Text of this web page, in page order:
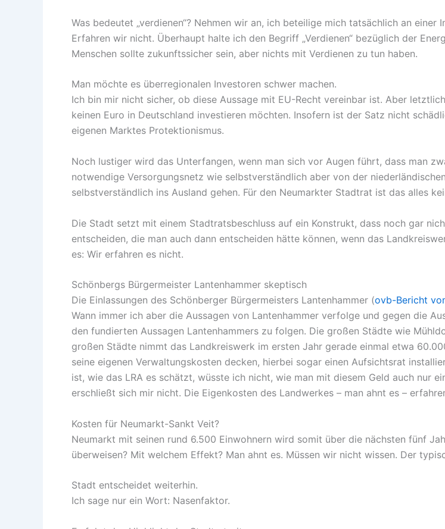
Was bedeutet „verdienen“? Nehmen wir an, ich beteilige mich tatsächlich an
Erfahren wir nicht. Überhaupt halte ich den Begriff „Verdienen“ bezüglich der
Menschen sollte zukunftssicher sein, aber nichts mit Verdienen zu tun haben.
Man möchte es überregionalen Investoren schwer machen.
Ich bin mir nicht sicher, ob diese Aussage mit EU-Recht vereinbar ist. Aber
keinen Euro in Deutschland investieren möchten. Insofern ist der Satz nicht
eigenen Marktes Protektionismus.
Noch lustiger wird das Unterfangen, wenn man sich vor Augen führt, dass man
notwendige Versorgungsnetz wie selbstverständlich aber von der
selbstverständlich ins Ausland gehen. Für den Neumarkter Stadtrat ist das alles
Die Stadt setzt mit einem Stadtratsbeschluss auf ein Konstrukt, dass noch gar
entscheiden, die man auch dann entscheiden hätte können, wenn das
es: Wir erfahren es nicht.
Schönbergs Bürgermeister Lantenhammer skeptisch
Die Einlassungen des Schönberger Bürgermeisters Lantenhammer (ovb-Bericht
Wann immer ich aber die Aussagen von Lantenhammer verfolge und gegen die
den fundierten Aussagen Lantenhammers zu folgen. Die großen Städte wie
großen Städte nimmt das Landkreiswerk im ersten Jahr gerade einmal etwa
seine eigenen Verwaltungskosten decken, hierbei sogar einen Aufsichtsrat
ist, wie das LRA es schätzt, wüsste ich nicht, wie man mit diesem Geld auch nur
erschließt sich mir nicht. Die Eigenkosten des Landwerkes – man ahnt es –
Kosten für Neumarkt-Sankt Veit?
Neumarkt mit seinen rund 6.500 Einwohnern wird somit über die nächsten fünf
überweisen? Mit welchem Effekt? Man ahnt es. Müssen wir nicht wissen. Der
Stadt entscheidet weiterhin.
Ich sage nur ein Wort: Nasenfaktor.